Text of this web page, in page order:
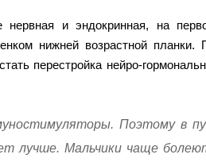
и эндокринная, на
нижней возрастной планки.
перестройка нейро-
Поэтому в
лучше. Мальчики чаще